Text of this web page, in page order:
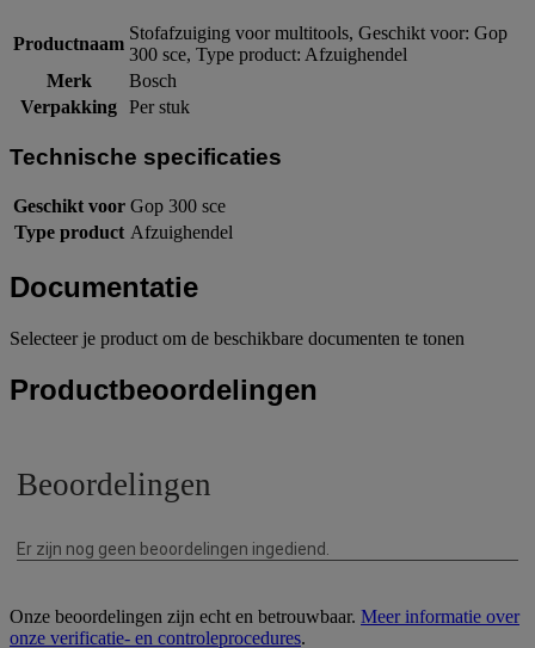
Productnaam
Stofafzuiging voor multitools, Geschikt voor: Gop
300 sce, Type product: Afzuighendel
Merk
Bosch
Verpakking Per stuk
Technische specificaties
Geschikt voor Gop 300 sce
Type product Afzuighendel
Documentatie
Selecteer je product om de beschikbare documenten te tonen
Productbeoordelingen
Onze beoordelingen zijn echt en betrouwbaar. Meer informatie over
onze verificatie- en controleprocedures.